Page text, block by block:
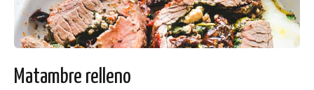
Matambre relleno